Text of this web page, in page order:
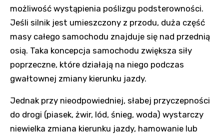
możliwość wystąpienia poślizgu podsterowności.
Jeśli silnik jest umieszczony z przodu, duża część
masy całego samochodu znajduje się nad przednią
osią. Taka koncepcja samochodu zwiększa siły
poprzeczne, które działają na niego podczas
gwałtownej zmiany kierunku jazdy.
Jednak przy nieodpowiedniej, słabej przyczepności
do drogi (piasek, żwir, lód, śnieg, woda) wystarczy
niewielka zmiana kierunku jazdy, hamowanie lub